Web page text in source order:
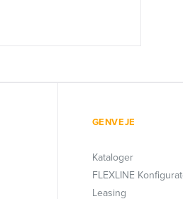
GENVEJE
Kataloger
FLEXLINE
Leasing